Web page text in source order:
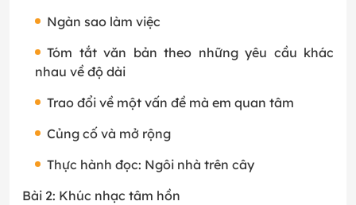
Ngàn sao làm việc
Tóm tắt văn bản theo những yêu cầu khác
nhau về độ dài
Trao đổi về một vấn đề mà em quan tâm
Củng cố và mở rộng
Thực hành đọc: Ngôi nhà trên cây
Bài 2: Khúc nhạc tâm hồn